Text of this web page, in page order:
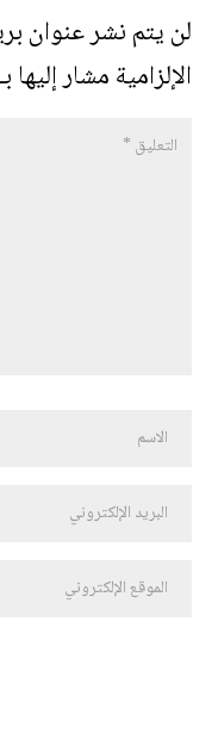
لن يتم نشر عنوان
الإلزامية مشار إليها بـ